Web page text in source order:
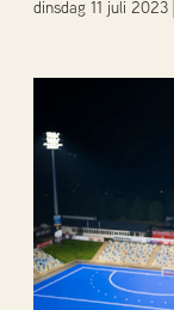
dinsdag 11 juli 2023